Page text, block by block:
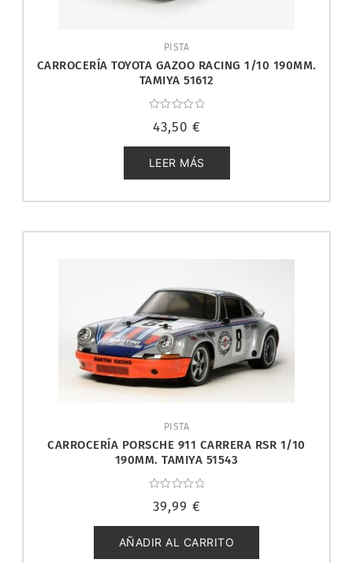
PISTA
CARROCERÍA TOYOTA GAZOO RACING 1/10 190MM.
TAMIYA 51612
con
de
5
43,50 €
LEER MÁS
PISTA
CARROCERÍA PORSCHE 911 CARRERA RSR 1/10
190MM. TAMIYA 51543
con
de
5
39,99 €
AÑADIR AL CARRITO